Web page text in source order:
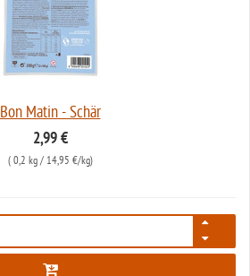
Bon Matin - Schär
2,99 €
( 0,2 kg/ 14,95 €/kg)
32